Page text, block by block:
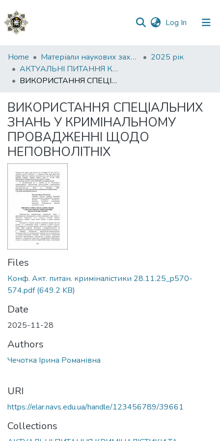
Log In (current)
Communities
&
Collections
Statistics
Home Матеріали наукових заходів
2025 рік
АКТУАЛЬНІ ПИТАННЯ КРИМІНАЛІСТИКИ ТА СУДОВОЇ ЕКСПЕРТИЗИ В УМОВАХ ВОЄННОГО СТАНУ
ВИКОРИСТАННЯ СПЕЦІАЛЬНИХ ЗНАНЬ У КРИМІНАЛЬНОМУ ПРОВАДЖЕННІ ЩОДО НЕПОВНОЛІТНІХ
ВИКОРИСТАННЯ СПЕЦІАЛЬНИХ
ЗНАНЬ У КРИМІНАЛЬНОМУ
ПРОВАДЖЕННІ ЩОДО
НЕПОВНОЛІТНІХ
Files
Конф. Акт. питан. криміналістики 28.11.25_p570-
574.pdf(649.2 KB)
Date
2025-11-28
Authors
Чечотка Ірина Романівна
URI
https://elar.navs.edu.ua/handle/123456789/39661
Collections